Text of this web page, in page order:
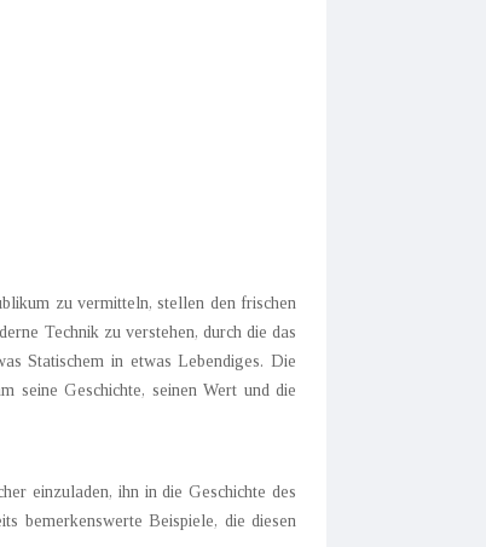
zu vermitteln, stellen den frischen
Technik zu verstehen, durch die das
Statischem in etwas Lebendiges. Die
seine Geschichte, seinen Wert und die
einzuladen, ihn in die Geschichte des
bemerkenswerte Beispiele, die diesen